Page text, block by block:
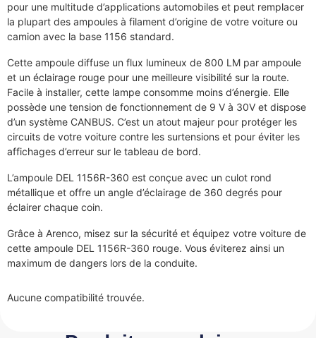
pour une multitude d’applications automobiles et peut remplacer
la plupart des ampoules à filament d’origine de votre voiture ou
camion avec la base 1156 standard.
Cette ampoule diffuse un flux lumineux de 800 LM par ampoule
et un éclairage rouge pour une meilleure visibilité sur la route.
Facile à installer, cette lampe consomme moins d’énergie. Elle
possède une tension de fonctionnement de 9 V à 30V et dispose
d’un système CANBUS. C’est un atout majeur pour protéger les
circuits de votre voiture contre les surtensions et pour éviter les
affichages d’erreur sur le tableau de bord.
L’ampoule DEL 1156R-360 est conçue avec un culot rond
métallique et offre un angle d’éclairage de 360 degrés pour
éclairer chaque coin.
Grâce à Arenco, misez sur la sécurité et équipez votre voiture de
cette ampoule DEL 1156R-360 rouge. Vous éviterez ainsi un
maximum de dangers lors de la conduite.
Aucune compatibilité trouvée.